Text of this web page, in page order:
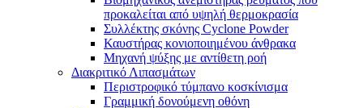
προκαλείται από υψηλή θερμοκρασία
Συλλέκτης σκόνης Cyclone Powder
Καυστήρας κονιοποιημένου άνθρακα
Μηχανή ψύξης με αντίθετη ροή
Διακριτικό Λιπασμάτων
Περιστροφικό τύμπανο κοσκίνισμα
Γραμμική δονούμενη οθόνη